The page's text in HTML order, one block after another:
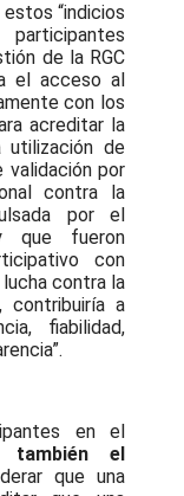
“indicios
de la RGC
el acceso al
con los
acreditar la
utilización de
validación por
contra la
por el
que fueron
con
contra la
contribuiría a
fiabilidad,
en el
también el
que una